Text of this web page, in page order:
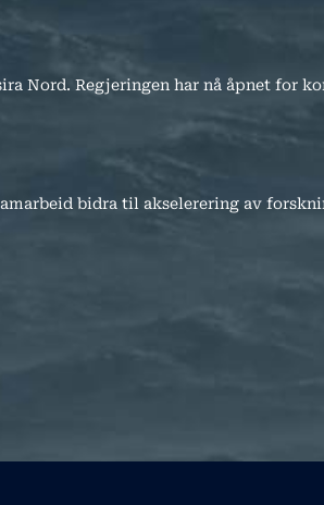
Nord. Regjeringen har nå åpnet for
bidra til akselerering av